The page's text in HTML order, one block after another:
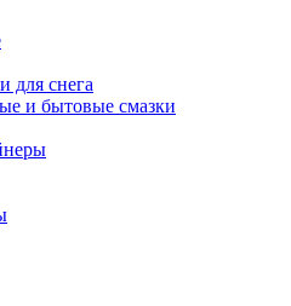
для снега
и бытовые смазки